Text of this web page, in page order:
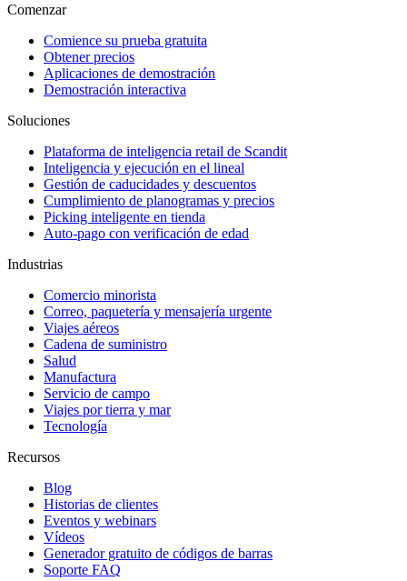
Comenzar
Comience su prueba gratuita
Obtener precios
Aplicaciones de demostración
Demostración interactiva
Soluciones
Plataforma de inteligencia retail de Scandit
Inteligencia y ejecución en el lineal
Gestión de caducidades y descuentos
Cumplimiento de planogramas y precios
Picking inteligente en tienda
Auto-pago con verificación de edad
Industrias
Comercio minorista
Correo, paquetería y mensajería urgente
Viajes aéreos
Cadena de suministro
Salud
Manufactura
Servicio de campo
Viajes por tierra y mar
Tecnología
Recursos
Blog
Historias de clientes
Eventos y webinars
Vídeos
Generador gratuito de códigos de barras
Soporte FAQ